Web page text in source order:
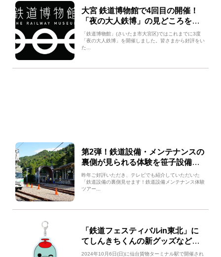
大宮 鉄道博物館で4回目の開催！
「夜の大人鉄博」の見どころを解
説！
「鉄道博物館」(さいたま市大宮区)ではこれまでに3度
「夜の大人鉄博」を開催しました。皆さまから好評をい
た...
第2弾！鉄道設備・メンテナンスの
裏側が見られる体験を笹子設備ト
レーニングセンターで開催！
昨年ご好評いただき、テレビでも紹介していただいた
「鉄道設備の裏側見せます！鉄道設備メンテナンス体験
ツアー...
「鉄道フェスティバルin東北」に
てしんきちくんの新グッズなどを
販売します！！
2024年10月6日(日)に仙台貨物ターミナル駅で開催され